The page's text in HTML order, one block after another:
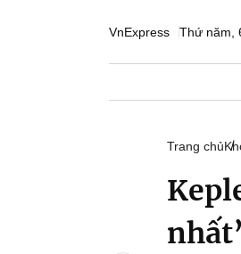
VnExpress Thứ năm,
Trang chủ